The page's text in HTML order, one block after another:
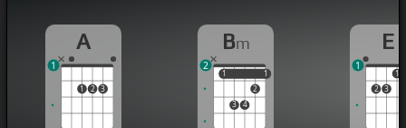
A
1 2 3
1
Bm
1
3 4
2
1
1 1
2
E
2 3
1
1